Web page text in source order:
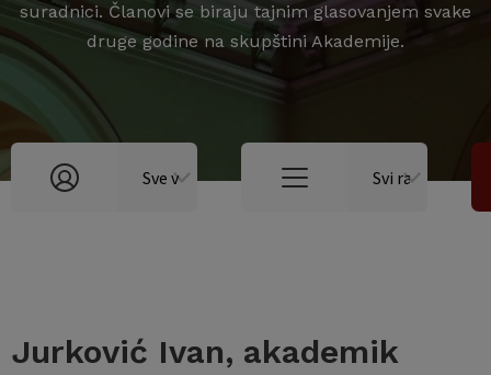
suradnici. Članovi se biraju tajnim glasovanjem svake
druge godine na skupštini Akademije.
Jurković Ivan, akademik